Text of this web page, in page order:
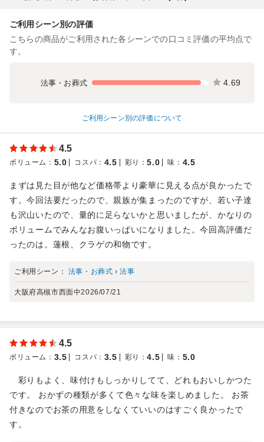
ご利用シーン別の評価
こちらの商品がご利用された各シーンでの口コミ評価の平均点で
す。
法事・お葬式 4.69
ご利用シーン別の評価について
4.5
ボリューム ： 5.0 コスパ ： 4.5 彩り ：5.0 味 ： 4.5
まずは見た目が他など価格帯より豪華に見える点が良かったで
す。今回法要だったので、親族が集まったのですが、若い子達
も沢山いたので、量的に足らないかと思いましたが、かなりの
ボリュームでみんなお腹いっぱいになりました。今回高評価だ
ったのは。蓮根、クラゲの和物です。
ご利用シーン： 法事・お葬式 ›法事
大阪府高槻市西面中2026/07/21
4.5
ボリューム ： 3.5 コスパ ： 3.5 彩り ：4.5 味 ： 5.0
彩りもよく、味付けもしっかりしてて、どれもおいしかつた
です。 おかずの種類が多くて色々な味を楽しめました。 お茶
付きなのでお茶の用意をしなくていいのはすごく良かったで
す。